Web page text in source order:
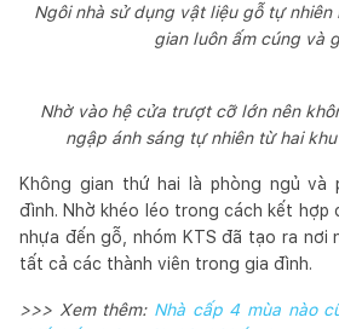
Ngôi nhà sử dụng vật liệu gỗ tự nhiên
gian luôn ấm cúng và
Nhờ vào hệ cửa trượt cỡ lớn nên
ngập ánh sáng tự nhiên từ hai
Không gian thứ hai là phòng ngủ và
đình. Nhờ khéo léo trong cách kết hợp
nhựa đến gỗ, nhóm KTS đã tạo ra nơi
tất cả các thành viên trong gia đình.
>>> Xem thêm: Nhà cấp 4 mùa nào